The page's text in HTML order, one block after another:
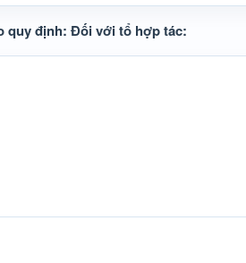
quy định: Đối với tổ hợp tác: